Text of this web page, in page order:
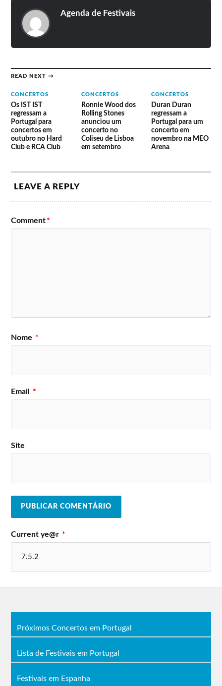
Agenda de Festivais
READ NEXT →
CONCERTOS
Os IST IST
regressam a
Portugal para
concertos em
outubro no Hard
Club e RCA Club
CONCERTOS
Ronnie Wood dos
Rolling Stones
anunciou um
concerto no
Coliseu de Lisboa
em setembro
CONCERTOS
Duran Duran
regressam a
Portugal para um
concerto em
novembro na MEO
Arena
LEAVE A REPLY
Comment*
Nome *
Email *
Site
Current ye@r *
Próximos Concertos em Portugal
Lista de Festivais em Portugal
Festivais em Espanha